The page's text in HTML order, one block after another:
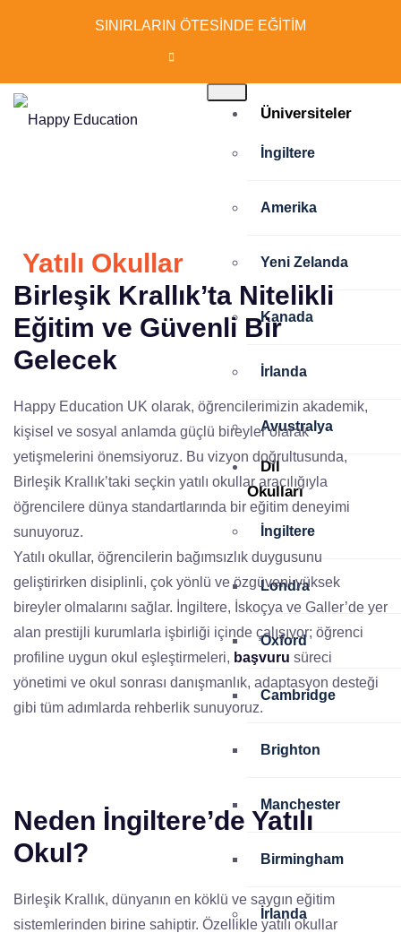
SINIRLARIN ÖTESİNDE EĞİTİM
Üniversiteler
İngiltere
Amerika
Yeni Zelanda
Kanada
İrlanda
Avustralya
Dil
Okulları
İngiltere
Londra
Oxford
Cambridge
Brighton
Manchester
Birmingham
İrlanda
Yatılı Okullar
Birleşik Krallık’ta Nitelikli
Eğitim ve Güvenli Bir
Gelecek
Happy Education UK olarak, öğrencilerimizin akademik,
kişisel ve sosyal anlamda güçlü bireyler olarak
yetişmelerini önemsiyoruz. Bu vizyon doğrultusunda,
Birleşik Krallık’taki seçkin yatılı okullar aracılığıyla
öğrencilere dünya standartlarında bir eğitim deneyimi
sunuyoruz.
Yatılı okullar, öğrencilerin bağımsızlık duygusunu
geliştirirken disiplinli, çok yönlü ve özgüveni yüksek
bireyler olmalarını sağlar. İngiltere, İskoçya ve Galler’de yer
alan prestijli kurumlarla işbirliği içinde çalışıyor; öğrenci
profiline uygun okul eşleştirmeleri, başvuru süreci
yönetimi ve okul sonrası danışmanlık, adaptasyon desteği
gibi tüm adımlarda rehberlik sunuyoruz.
Neden İngiltere’de Yatılı
Okul?
Birleşik Krallık, dünyanın en köklü ve saygın eğitim
sistemlerinden birine sahiptir. Özellikle yatılı okullar